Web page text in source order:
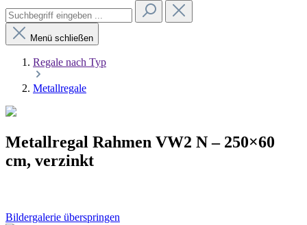
Menü schließen
Regale nach Typ
Metallregale
Metallregal Rahmen VW2 N – 250×60
cm, verzinkt
Bildergalerie überspringen